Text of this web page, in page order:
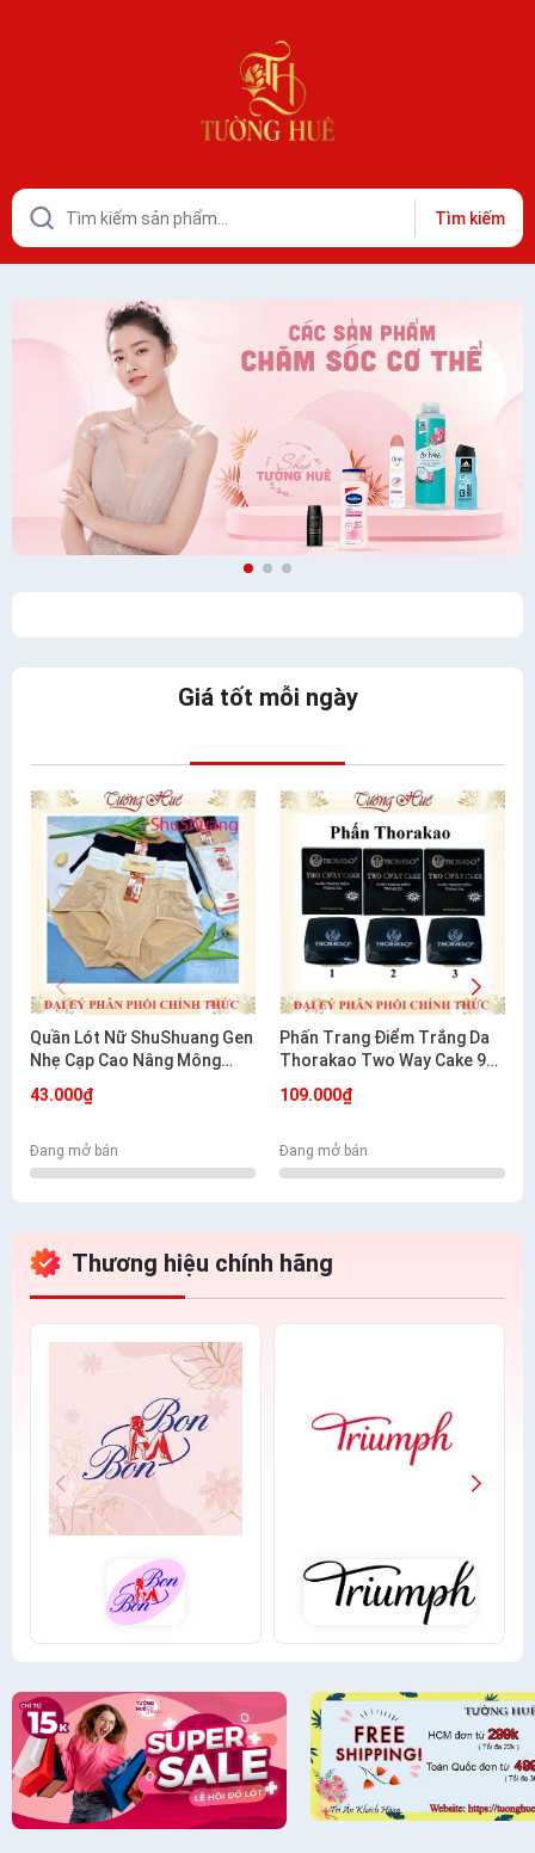
Tìm kiếm
Giá tốt mỗi ngày
Quần Lót Nữ ShuShuang Gen
Nhẹ Cạp Cao Nâng Mông
43.000₫
Đang mở bán
Phấn Trang Điểm Trắng Da
Thorakao Two Way Cake 9g
109.000₫
Đang mở bán
Thương hiệu chính hãng